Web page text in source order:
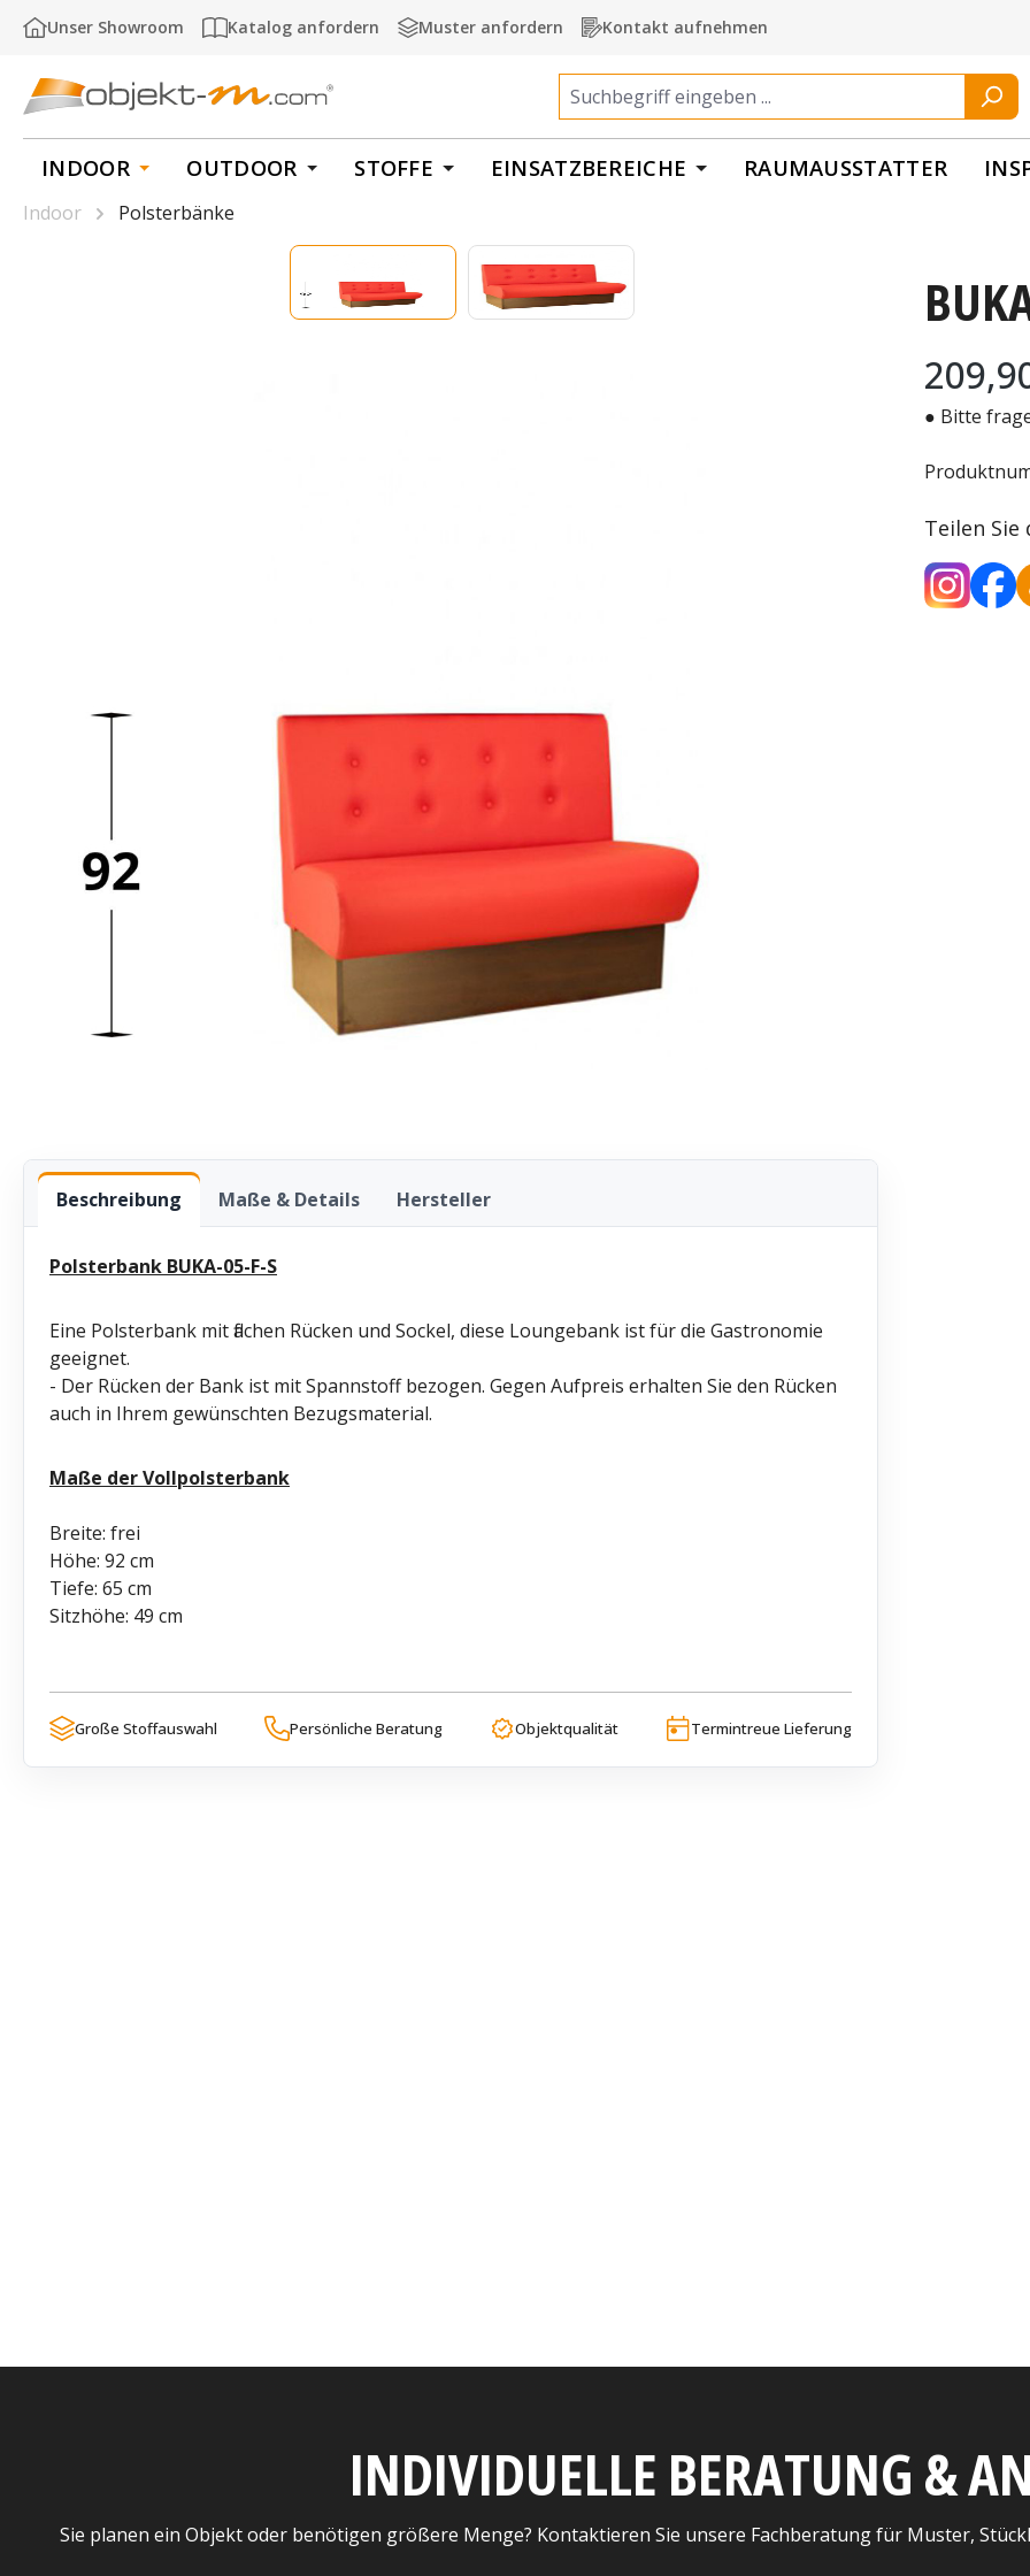
Hauptinhalt springen
Zur Suche springen
Zur Hauptnavigation springen
Unser Showroom Katalog anfordern Muster anfordern Kontakt aufnehmen
INDOOR OUTDOOR STOFFE EINSATZBEREICHE RAUMAUSSTATTER
Regulärer
● Bitte
Teilen Sie
Indoor
Polsterbänke
Beschreibung Maße & Details Hersteller
Polsterbank BUKA-05-F-S
Eine Polsterbank mit flachen Rücken und Sockel, diese Loungebank ist für die Gastronomie
geeignet.
- Der Rücken der Bank ist mit Spannstoff bezogen. Gegen Aufpreis erhalten Sie den Rücken
auch in Ihrem gewünschten Bezugsmaterial.
Maße der Vollpolsterbank
Breite: frei
Höhe: 92 cm
Tiefe: 65 cm
Sitzhöhe: 49 cm
Große Stoffauswahl Persönliche Beratung Objektqualität Termintreue Lieferung
INDIVIDUELLE BERATUNG &
Sie planen ein Objekt oder benötigen größere Menge? Kontaktieren Sie unsere Fachberatung für Muster,